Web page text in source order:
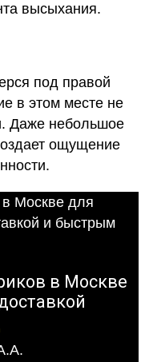
высыхания.
под правой
в этом месте не
Даже небольшое
ощущение
в Москве